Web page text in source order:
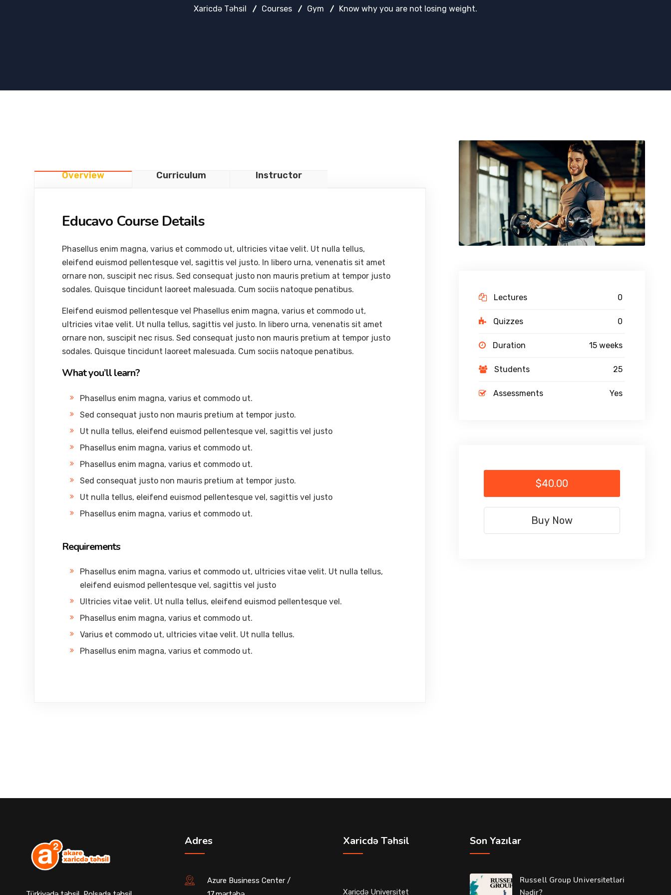
Xaricdə Təhsil Courses Gym Know why you are not losing weight.
Overview Curriculum Instructor
Educavo Course Details
Phasellus enim magna, varius et commodo ut, ultricies vitae velit. Ut nulla tellus,
eleifend euismod pellentesque vel, sagittis vel justo. In libero urna, venenatis sit amet
ornare non, suscipit nec risus. Sed consequat justo non mauris pretium at tempor justo
sodales. Quisque tincidunt laoreet malesuada. Cum sociis natoque penatibus.
Eleifend euismod pellentesque vel Phasellus enim magna, varius et commodo ut,
ultricies vitae velit. Ut nulla tellus, sagittis vel justo. In libero urna, venenatis sit amet
ornare non, suscipit nec risus. Sed consequat justo non mauris pretium at tempor justo
sodales. Quisque tincidunt laoreet malesuada. Cum sociis natoque penatibus.
What you’ll learn?
Phasellus enim magna, varius et commodo ut.
Sed consequat justo non mauris pretium at tempor justo.
Ut nulla tellus, eleifend euismod pellentesque vel, sagittis vel justo
Phasellus enim magna, varius et commodo ut.
Phasellus enim magna, varius et commodo ut.
Sed consequat justo non mauris pretium at tempor justo.
Ut nulla tellus, eleifend euismod pellentesque vel, sagittis vel justo
Phasellus enim magna, varius et commodo ut.
Requirements
Phasellus enim magna, varius et commodo ut, ultricies vitae velit. Ut nulla tellus,
eleifend euismod pellentesque vel, sagittis vel justo
Ultricies vitae velit. Ut nulla tellus, eleifend euismod pellentesque vel.
Phasellus enim magna, varius et commodo ut.
Varius et commodo ut, ultricies vitae velit. Ut nulla tellus.
Phasellus enim magna, varius et commodo ut.
Lectures 0
Quizzes 0
Duration 15 weeks
Students 25
Assessments Yes
$40.00
Buy Now
Adres
Azure Business Center /
Xaricdə Təhsil
Xaricdə Universitet
Son Yazılar
Russell Group Universitetləri
Nədir?